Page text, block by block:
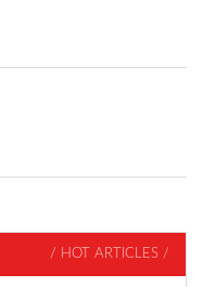
/ HOT ARTICLES /